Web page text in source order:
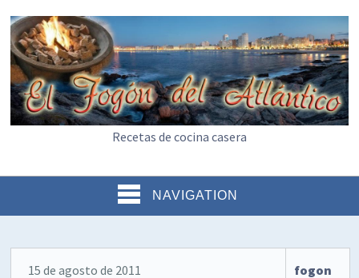
Recetas de cocina casera
NAVIGATION
15 de agosto de 2011 fogon